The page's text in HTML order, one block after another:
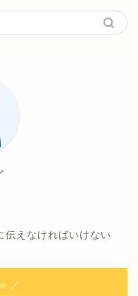
伝えなければいけない
／